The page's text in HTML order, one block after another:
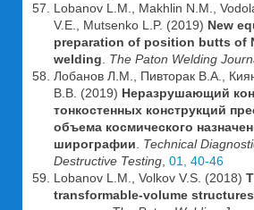
Lobanov L.M., Makhlin N.M.,
V.E., Mutsenko L.P. (2019) New
preparation of position butts of
welding
The Paton Welding
Лобанов Л.М., Пивторак В.А.,
В.В. (2019) Неразрушающий
тонкостенных конструкций
объема космического
ширографии
Technical
Destructive Testing 01, 40-46
Lobanov L.M., Volkov V.S. (2018)
transformable-volume